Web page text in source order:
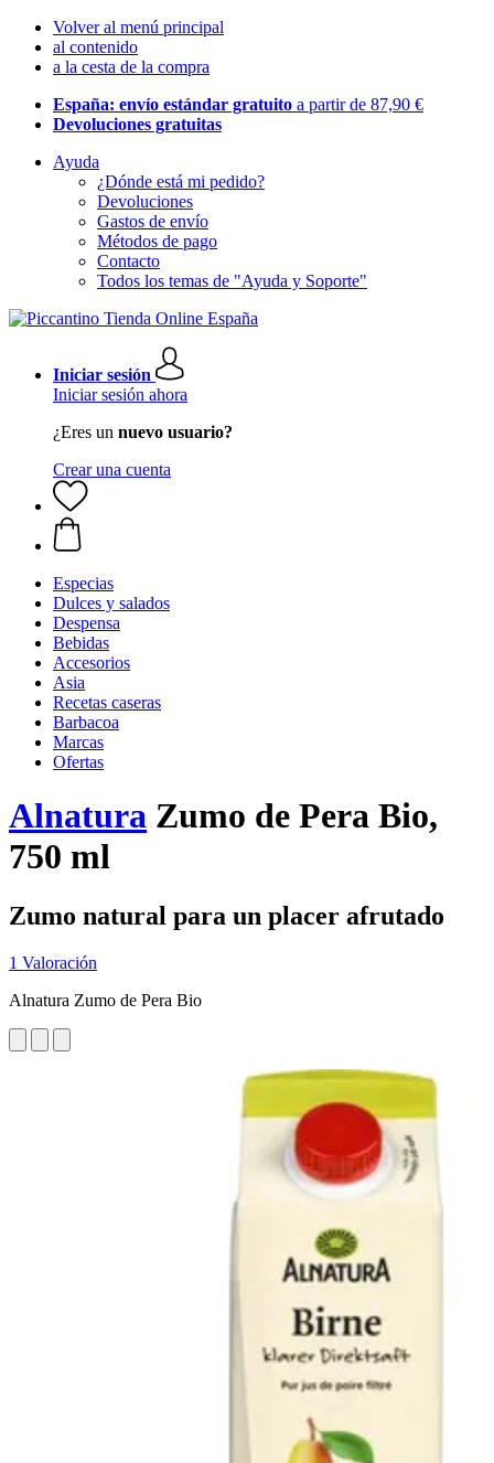
Volver al menú principal
al contenido
a la cesta de la compra
España: envío estándar gratuito a partir de 87,90 €
Devoluciones gratuitas
Ayuda
¿Dónde está mi pedido?
Devoluciones
Gastos de envío
Métodos de pago
Contacto
Todos los temas de "Ayuda y Soporte"
Iniciar sesión
Iniciar sesión ahora
¿Eres un nuevo usuario?
Crear una cuenta
Especias
Dulces y salados
Despensa
Bebidas
Accesorios
Asia
Recetas caseras
Barbacoa
Marcas
Ofertas
Alnatura Zumo de Pera Bio,
750 ml
Zumo natural para un placer afrutado
1 Valoración
Alnatura Zumo de Pera Bio